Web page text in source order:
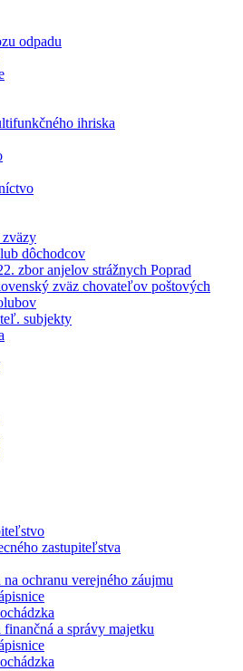
odpadu
ihriska
dôchodcov
zbor anjelov strážnych Poprad
zväz chovateľov poštových
subjekty
zastupiteľstva
ochranu verejného záujmu
a správy majetku